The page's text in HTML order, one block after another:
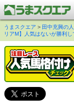
うまスクエア > 田中充興の
リアM】人気はないが勝利